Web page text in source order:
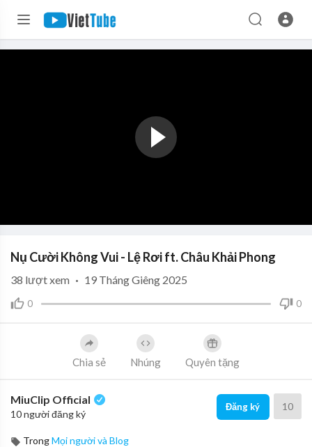
Nụ Cười Không Vui - Lệ Rơi ft. Châu Khải Phong
0 0
38 lượt xem · 19 Tháng Giêng 2025
Chia sẻ Nhúng Quyên tặng
MiuClip Official
10 người đăng ký
Đăng ký 10
TrongMọi người và Blog